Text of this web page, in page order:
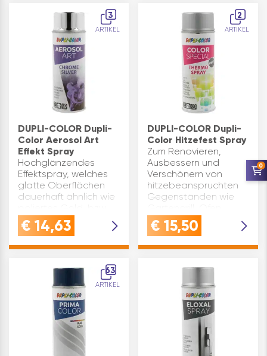
die einem klassischen
Rauputz ähnelt und
eignet sich ideal zur
WandreparaturEINFACHE
ANWENDUNG…
3
ARTIKEL
DUPLI-COLOR Dupli-
Color Aerosol Art
Effekt Spray
Hochglänzendes
Effektspray, welches
glatte Oberflächen
dauerhaft ähnlich wie
Chrom oder Kupfer
aussehen läßt.
glatten Oberflächen
wie Metall, Holz, Glas
€ 14,63
2
ARTIKEL
DUPLI-COLOR Dupli-
Color Hitzefest Spray
Zum Renovieren,
Ausbessern und
Verschönern von
hitzebeanspruchten
Gegenständen wie
Ofenrohre,
Lampenschirme etcBis
Hochtemperatur
hitzebeständiger
trockne…
€ 15,50
63
ARTIKEL
0